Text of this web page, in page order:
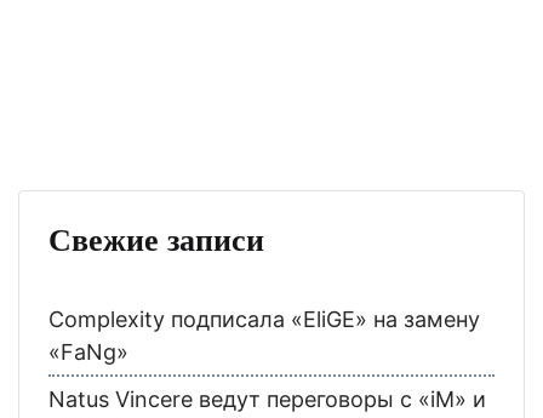
Свежие записи
Complexity подписала «EliGE» на замену
«FaNg»
Natus Vincere ведут переговоры с «iM» и